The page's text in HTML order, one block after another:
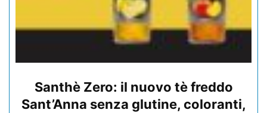
Santhè Zero: il nuovo tè freddo
Sant’Anna senza glutine, coloranti,